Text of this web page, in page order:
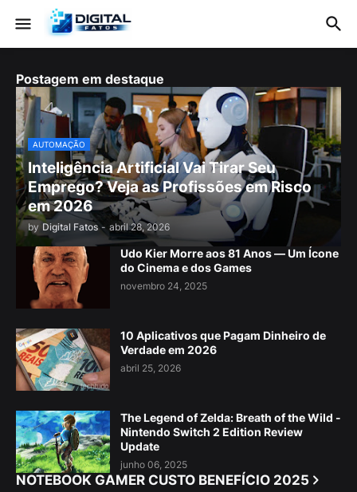
Postagem em destaque
AUTOMAÇÃO
Inteligência Artificial Vai Tirar Seu
Emprego? Veja as Profissões em Risco
em 2026
by Digital Fatos - abril 28, 2026
Udo Kier Morre aos 81 Anos — Um Ícone
do Cinema e dos Games
novembro 24, 2025
10 Aplicativos que Pagam Dinheiro de
Verdade em 2026
abril 25, 2026
The Legend of Zelda: Breath of the Wild -
Nintendo Switch 2 Edition Review
Update
junho 06, 2025
NOTEBOOK GAMER CUSTO BENEFÍCIO 2025